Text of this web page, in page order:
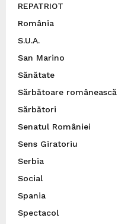
REPATRIOT
România
S.U.A.
San Marino
Sănătate
Sărbătoare românească
Sărbători
Senatul României
Sens Giratoriu
Serbia
Social
Spania
Spectacol